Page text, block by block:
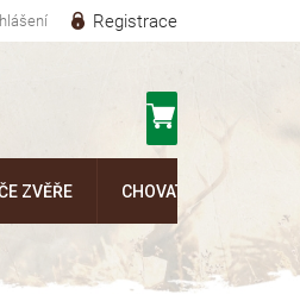
Registrace
ZVĚŘE CHOVATELSKÉ